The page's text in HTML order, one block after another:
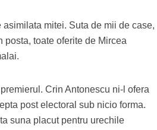
mitei. Suta de mii de case,
toate oferite de Mircea
premierul.Crin Antonescu ni-l ofera
post electoral sub nicio forma.
suna placut pentru urechile